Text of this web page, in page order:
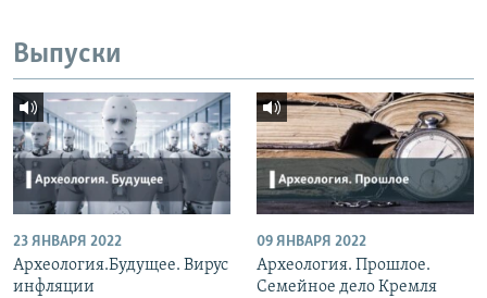
Выпуски
23 ЯНВАРЯ 2022
Археология.Будущее. Вирус
инфляции
09 ЯНВАРЯ 2022
Археология. Прошлое.
Семейное дело Кремля